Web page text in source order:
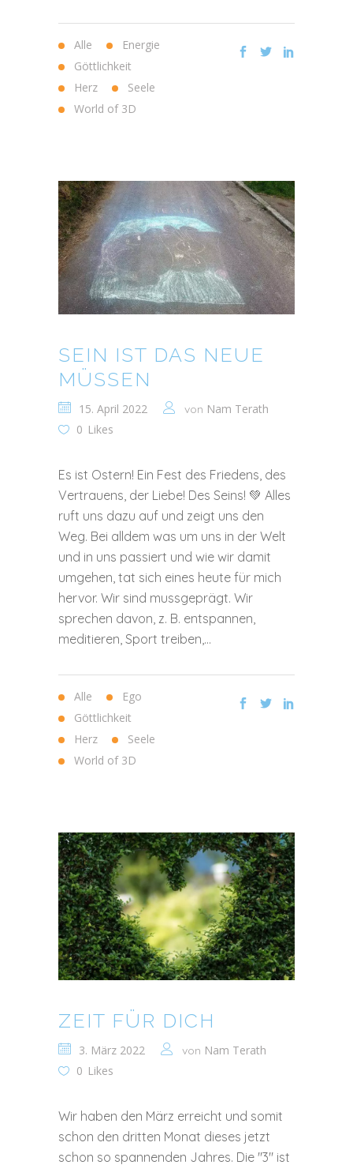
Alle
Energie
Göttlichkeit
Herz
Seele
World of 3D
SEIN IST DAS NEUE
MÜSSEN
15. April 2022 von Nam Terath
0 Likes
Es ist Ostern! Ein Fest des Friedens, des
Vertrauens, der Liebe! Des Seins! 💚 Alles
ruft uns dazu auf und zeigt uns den
Weg. Bei alldem was um uns in der Welt
und in uns passiert und wie wir damit
umgehen, tat sich eines heute für mich
hervor. Wir sind mussgeprägt. Wir
sprechen davon, z. B. entspannen,
meditieren, Sport treiben,...
Alle
Ego
Göttlichkeit
Herz
Seele
World of 3D
ZEIT FÜR DICH
3. März 2022 von Nam Terath
0 Likes
Wir haben den März erreicht und somit
schon den dritten Monat dieses jetzt
schon so spannenden Jahres. Die "3" ist